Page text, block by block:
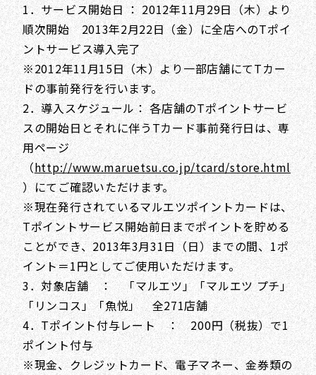
1．サービス開始日 ： 2012年11月29日（木）より
順次開始 2013年2月22日（金）に全店へのTポイ
ントサービス導入完了
※2012年11月15日（木）より一部店舗にてTカー
ドの事前発行を行います。
2．導入スケジュール： 各店舗のTポイントサービ
スの開始日とそれに伴うTカード事前発行日は、専
用ページ
（http://www.maruetsu.co.jp/tcard/store.html
）にてご確認いただけます。
※現在発行されているマルエツポイントカードは、
Tポイントサービス開始前日までポイントを貯める
ことができ、2013年3月31日（日）までの間、1ポ
イント＝1円としてご使用いただけます。
3．対象店舗 ： 「マルエツ」「マルエツ プチ」
「リンコス」「魚悦」 全271店舗
4．Tポイント付与レート ： 200円（税抜）で1
ポイント付与
※現金、クレジットカード、電子マネー、金券類の